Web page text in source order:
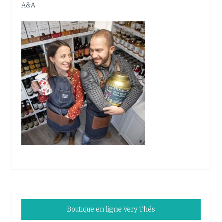
A&A
Boutique en ligne Very Thés